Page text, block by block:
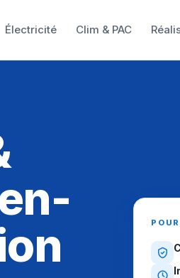
Électricité Clim & PAC